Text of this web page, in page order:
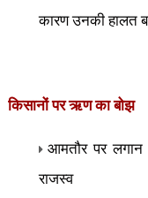
कारण उनकी हालत
किसानों पर ऋण का बोझ
आमतौर पर